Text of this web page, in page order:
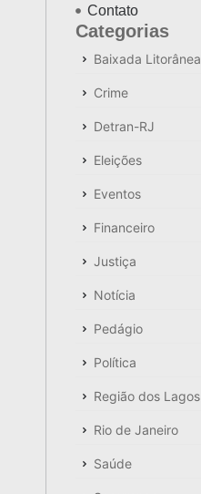
Contato
Categorias
Baixada Litorânea
Crime
Detran-RJ
Eleições
Eventos
Financeiro
Justiça
Notícia
Pedágio
Política
Região dos Lagos
Rio de Janeiro
Saúde